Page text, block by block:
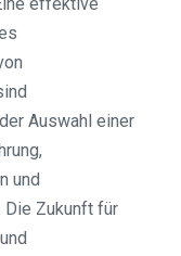
Auswahl einer
und
Die Zukunft für